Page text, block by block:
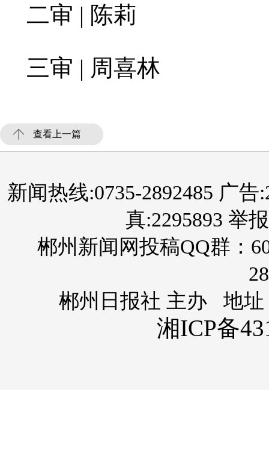
二审 | 陈莉
三审 | 周喜林
查看上一篇
新闻热线:0735-2892485 广告
真:2295893 举
郴州新闻网投稿QQ群：
郴州日报社 主办 地址
湘ICP备